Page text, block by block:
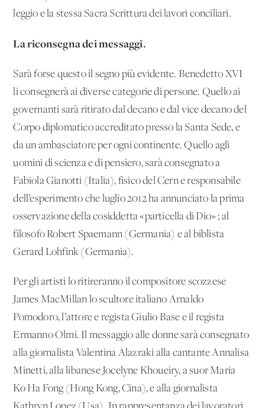
leggio e la stessa Sacra Scrittura dei lavori conciliari.
La riconsegna dei messaggi.
Sarà forse questo il segno più evidente. Benedetto XVI
li consegnerà ai diverse categorie di persone. Quello ai
governanti sarà ritirato dal decano e dal vice decano del
Corpo diplomatico accreditato presso la Santa Sede, e
da un ambasciatore per ogni continente. Quello agli
uomini di scienza e di pensiero, sarà consegnato a
Fabiola Gianotti (Italia), fisico del Cern e responsabile
dell’esperimento che luglio 2012 ha annunciato la prima
osservazione della cosiddetta «particella di Dio» ; al
filosofo Robert Spaemann (Germania) e al biblista
Gerard Lohfink (Germania).
Per gli artisti lo ritireranno il compositore scozzese
James MacMillan lo scultore italiano Arnaldo
Pomodoro, l’attore e regista Giulio Base e il regista
Ermanno Olmi. Il messaggio alle donne sarà consegnato
alla giornalista Valentina Alazraki alla cantante Annalisa
Minetti, alla libanese Jocelyne Khoueiry, a suor Maria
Ko Ha Fong (Hong Kong, Cina), e alla giornalista